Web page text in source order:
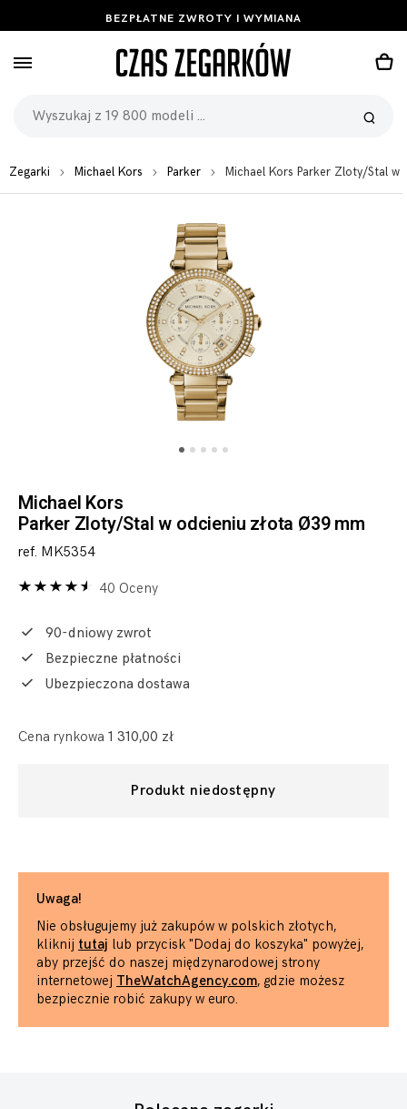
BEZPŁATNE ZWROTY I WYMIANA
Zegarki Michael Kors Parker Michael Kors Parker Zloty/Stal
Michael Kors
Parker Zloty/Stal w odcieniu złota Ø39 mm
ref. MK5354
40 Oceny
90-dniowy zwrot
Bezpieczne płatności
Ubezpieczona dostawa
Cena rynkowa 1 310,00 zł
Produkt niedostępny
Uwaga!
Nie obsługujemy już zakupów w polskich złotych,
kliknij tutaj lub przycisk "Dodaj do koszyka" powyżej,
aby przejść do naszej międzynarodowej strony
internetowej TheWatchAgency.com, gdzie możesz
bezpiecznie robić zakupy w euro.